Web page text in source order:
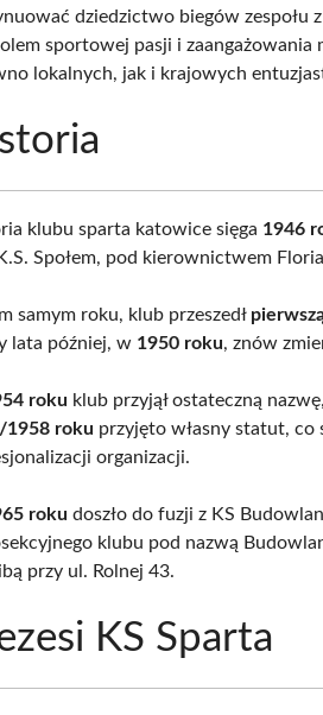
dziedzictwo biegów zespołu
sportowej pasji i zaangażowania
lokalnych, jak i krajowych
klubu sparta katowice sięga 1946
Społem, pod kierownictwem
samym roku, klub przeszedł
lata później, w 1950 roku, znów
roku klub przyjął ostateczną
1958 roku przyjęto własny statut,
organizacji.
roku doszło do fuzji z KS
klubu pod nazwą
przy ul. Rolnej 43.
KS Sparta